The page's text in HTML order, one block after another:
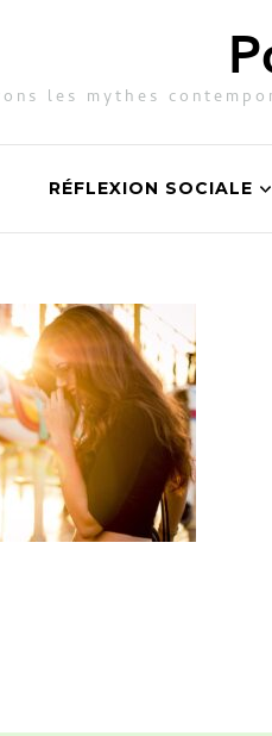
les mythes
RÉFLEXION SOCIALE